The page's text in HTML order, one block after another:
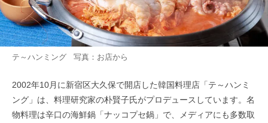
テ～ハンミング 写真：お店から
2002年10月に新宿区大久保で開店した韓国料理店「テ～ハンミ
ング」は、料理研究家の朴賢子氏がプロデュースしています。名
物料理は辛口の海鮮鍋「ナッコプセ鍋」で、メディアにも多数取